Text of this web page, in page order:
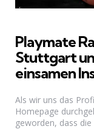
Playmate
Stuttgart
einsamen
Als wir uns das
Homepage
geworden, dass die